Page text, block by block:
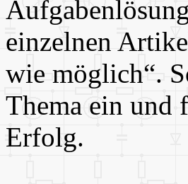
einzelnen
wie möglich“.
Thema ein und
Erfolg.